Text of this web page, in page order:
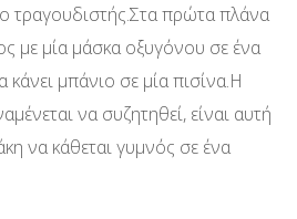
τραγουδιστής.Στα πρώτα πλάνα
με μία μάσκα οξυγόνου σε ένα
κάνει μπάνιο σε μία πισίνα.Η
να συζητηθεί, είναι αυτή
να κάθεται γυμνός σε ένα